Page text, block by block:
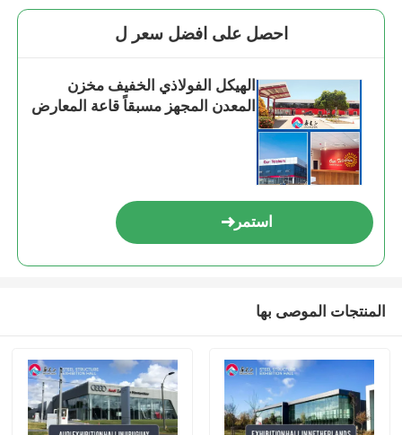
احصل على افضل سعر ل
الهيكل الفولاذي الخفيف مخزن
المعدن المجهز مسبقاً قاعة المعارض
استمر
المنتجات الموصى بها